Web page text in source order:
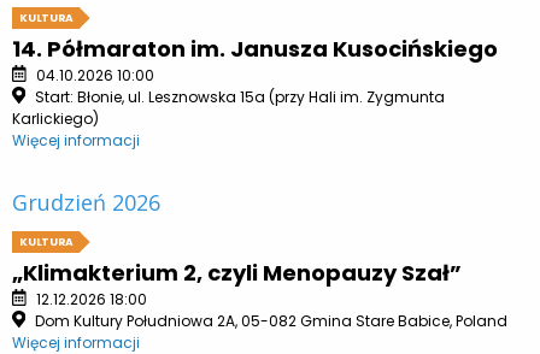
KULTURA
14. Półmaraton im. Janusza Kusocińskiego
04.10.2026 10:00
Start: Błonie, ul. Lesznowska 15a (przy Hali im. Zygmunta
Karlickiego)
Więcej informacji
Grudzień 2026
KULTURA
„Klimakterium 2, czyli Menopauzy Szał”
12.12.2026 18:00
Dom Kultury Południowa 2A, 05-082 Gmina Stare Babice, Poland
Więcej informacji